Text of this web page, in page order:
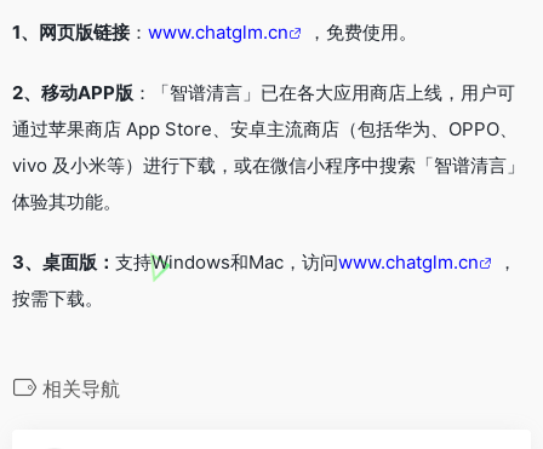
1、网页版链接： www.chatglm.cn ，免费使用。
2、移动APP版 ：「智谱清言」已在各大应用商店上线，用户可
通过苹果商店 App Store、安卓主流商店（包括华为、OPPO、
vivo 及小米等）进行下载，或在微信小程序中搜索「智谱清言」
体验其功能。
3、桌面版： 支持Windows和Mac，访问www.chatglm.cn
，
按需下载。
相关导航